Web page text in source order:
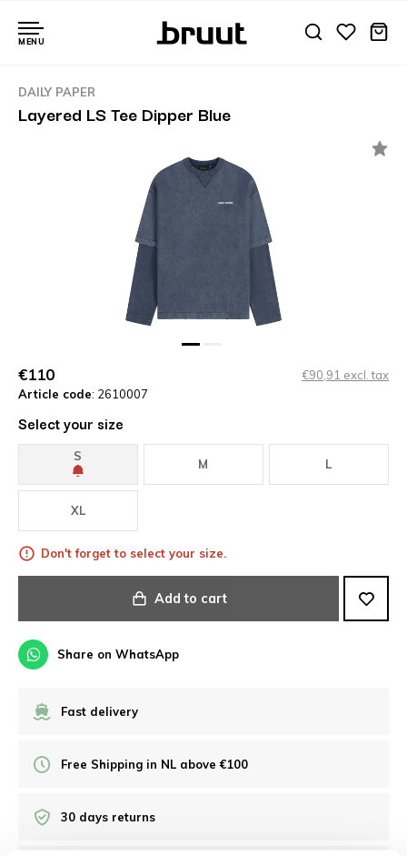
MENU
DAILY PAPER
Layered LS Tee Dipper Blue
€110
€90,91 excl. tax
Article code: 2610007
Select your size
S
M L
XL
Don't forget to select your size.
Add to cart
Share on WhatsApp
Fast delivery
Free Shipping in NL above €100
30 days returns